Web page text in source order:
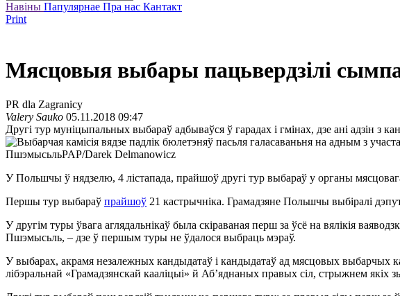
Навіны Папулярнае Пра нас Кантакт
Print
Мясцовыя выбары пацьвердзілі
PR dla Zagranicy
Valery Sauko 05.11.2018 09:47
Другі тур муніцыпальных выбараў адбываўся ў гарадах і гмінах, дзе ані адзін з
ПшэмысьльPAP/Darek Delmanowicz
У Польшчы ў нядзелю, 4 лістапада, прайшоў другі тур выбараў у органы мясцовага
Першы тур выбараў прайшоў 21 кастрычніка. Грамадзяне Польшчы выбіралі
У другім туры ўвага аглядальнікаў была скіраваная перш за ўсё на вялікія
Пшэмысьль, – дзе ў першым туры не ўдалося выбраць мэраў.
У выбарах, акрамя незалежных кандыдатаў і кандыдатаў ад мясцовых выбарчых
лібэральнай «Грамадзянскай кааліцыі» й Аб’яднаных правых сіл, стрыжнем